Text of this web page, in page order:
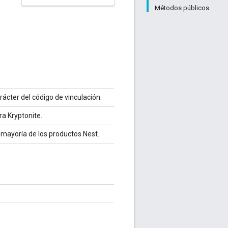
Métodos públicos
del código de vinculación.
Kryptonite.
de los productos Nest.